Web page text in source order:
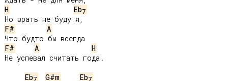
H
Eb7
F#
A
F#
A
H
Не успевал считать года.
Eb7 G#m Eb7